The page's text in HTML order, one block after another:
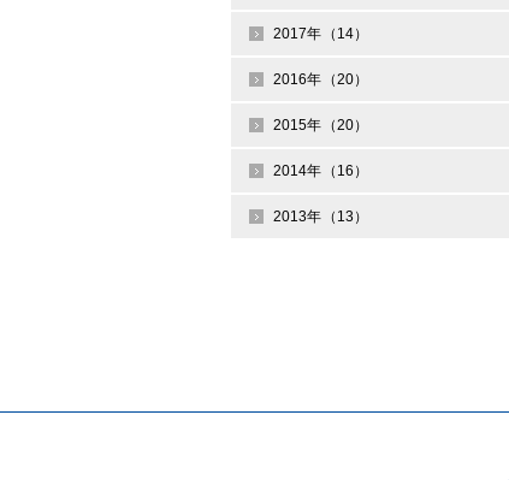
2017年（14）
2016年（20）
2015年（20）
2014年（16）
2013年（13）